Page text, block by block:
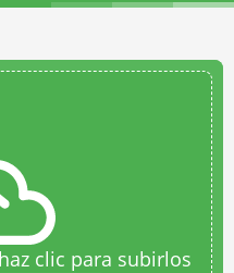
clic para subirlos